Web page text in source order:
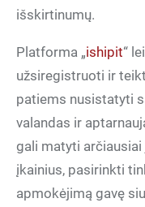
išskirtinumų.
Platforma „ishipit“
užsiregistruoti ir
patiems nusistatyti
valandas ir
gali matyti arčiausiai
įkainius, pasirinkti
apmokėjimą gavę